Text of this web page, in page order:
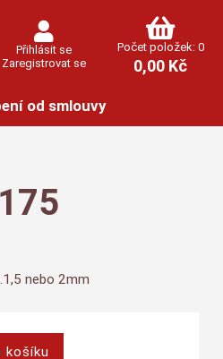
Přihlásit se
Zaregistrovat se
Počet položek: 0
0,00 Kč
od smlouvy
nebo 2mm